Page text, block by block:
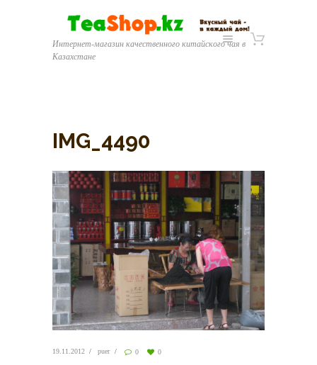
Интернет-магазин качественного китайского чая в
Казахстане
IMG_4490
19.11.2012 puer 0 0